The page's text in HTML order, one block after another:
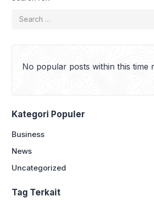
perkiraan, yang berisiko menimbulkan
[…]
No popular posts within this time
Kategori Populer
Business
News
Uncategorized
Tag Terkait